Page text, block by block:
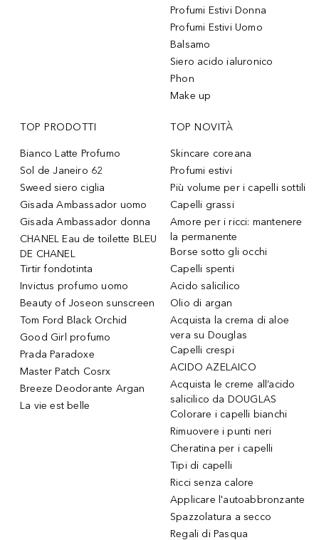
Profumi Estivi Donna
Profumi Estivi Uomo
Balsamo
Siero acido ialuronico
Phon
Make up
TOP PRODOTTI
Bianco Latte Profumo
Sol de Janeiro 62
Sweed siero ciglia
Gisada Ambassador uomo
Gisada Ambassador donna
CHANEL Eau de toilette BLEU
DE CHANEL
Tirtir fondotinta
Invictus profumo uomo
Beauty of Joseon sunscreen
Tom Ford Black Orchid
Good Girl profumo
Prada Paradoxe
Master Patch Cosrx
Breeze Deodorante Argan
La vie est belle
TOP NOVITÀ
Skincare coreana
Profumi estivi
Più volume per i capelli sottili
Capelli grassi
Amore per i ricci: mantenere
la permanente
Borse sotto gli occhi
Capelli spenti
Acido salicilico
Olio di argan
Acquista la crema di aloe
vera su Douglas
Capelli crespi
ACIDO AZELAICO
Acquista le creme all’acido
salicilico da DOUGLAS
Colorare i capelli bianchi
Rimuovere i punti neri
Cheratina per i capelli
Tipi di capelli
Ricci senza calore
Applicare l'autoabbronzante
Spazzolatura a secco
Regali di Pasqua